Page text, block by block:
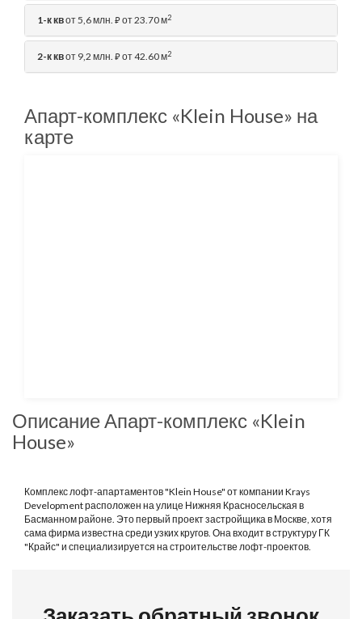
1-к квот 5,6 млн. ⃏от 23.70 м2
2-к квот 9,2 млн. ⃏от 42.60 м2
Апарт-комплекс «Klein House» на
карте
Описание Апарт-комплекс «Klein
House»
Комплекс лофт-апартаментов "Klein House" от компании Krays
Development расположен на улице Нижняя Красносельская в
Басманном районе. Это первый проект застройщика в Москве, хотя
сама фирма известна среди узких кругов. Она входит в структуру ГК
"Крайс" и специализируется на строительстве лофт-проектов.